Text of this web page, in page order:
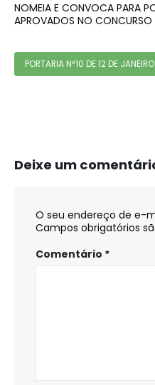
NOMEIA E CONVOCA PARA
APROVADOS NO
PORTARIA Nº10 DE 12 DE
Deixe um
O seu endereço de e-
Campos obrigatórios
Comentário *